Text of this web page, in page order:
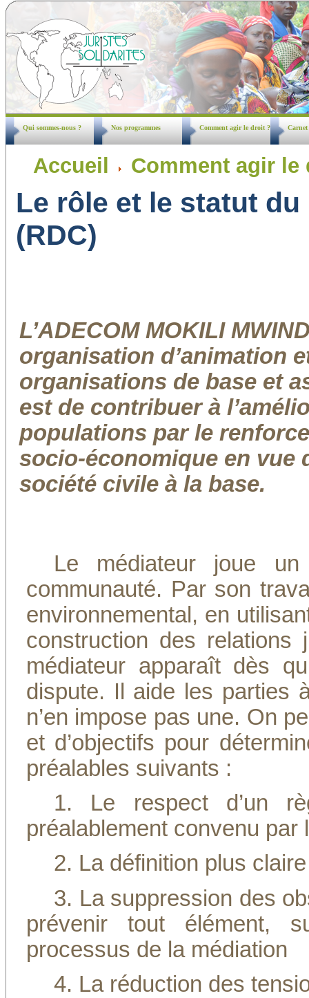
Qui sommes-nous ? Nos programmes Comment agir le droit ? Carnet
Accueil Comment agir le
Le rôle et le statut du
(RDC)
L’ADECOM MOKILI
organisation d’animation
organisations de base et
est de contribuer à
populations par le
socio-économique en vue
société civile à la base.
Le médiateur joue
communauté. Par son
environnemental, en
construction des
médiateur apparaît dès
dispute. Il aide les parties
n’en impose pas une. On
et d’objectifs pour
préalables suivants :
1. Le respect d’un
préalablement convenu par
2. La définition plus
3. La suppression des
prévenir tout élément,
processus de la médiation
4. La réduction des